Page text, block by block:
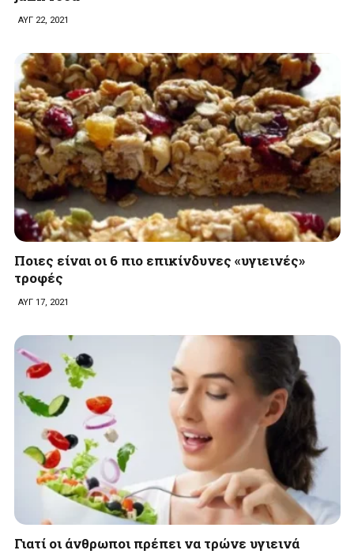
ΑΥΓ 22, 2021
Ποιες είναι οι 6 πιο επικίνδυνες «υγιεινές»
τροφές
ΑΥΓ 17, 2021
Γιατί οι άνθρωποι πρέπει να τρώνε υγιεινά